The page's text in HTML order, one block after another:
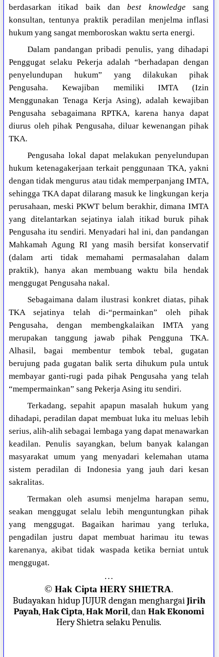
berdasarkan itikad baik danbest knowledgesang
konsultan, tentunya praktik peradilan menjelma inflasi
hukum yang sangat memboroskan waktu serta energi.
Dalam pandangan pribadi penulis, yang dihadapi
Penggugat selaku Pekerja adalah “berhadapan dengan
penyelundupan hukum” yang dilakukan pihak
Pengusaha. Kewajiban memiliki IMTA (Izin
Menggunakan Tenaga Kerja Asing), adalah kewajiban
Pengusaha sebagaimana RPTKA, karena hanya dapat
diurus oleh pihak Pengusaha, diluar kewenangan pihak
TKA.
Pengusaha lokal dapat melakukan penyelundupan
hukum ketenagakerjaan terkait penggunaan TKA, yakni
dengan tidak mengurus atau tidak memperpanjang IMTA,
sehingga TKA dapat dilarang masuk ke lingkungan kerja
perusahaan, meski PKWT belum berakhir, dimana IMTA
yang ditelantarkan sejatinya ialah itikad buruk pihak
Pengusaha itu sendiri. Menyadari hal ini, dan pandangan
Mahkamah Agung RI yang masih bersifat konservatif
(dalam arti tidak memahami permasalahan dalam
praktik), hanya akan membuang waktu bila hendak
menggugat Pengusaha nakal.
Sebagaimana dalam ilustrasi konkret diatas, pihak
TKA sejatinya telah di-“permainkan” oleh pihak
Pengusaha, dengan membengkalaikan IMTA yang
merupakan tanggung jawab pihak Pengguna TKA.
Alhasil, bagai membentur tembok tebal, gugatan
berujung pada gugatan balik serta dihukum pula untuk
membayar ganti-rugi pada pihak Pengusaha yang telah
“mempermainkan” sang Pekerja Asing itu sendiri.
Terkadang, sepahit apapun masalah hukum yang
dihadapi, peradilan dapat membuat luka itu meluas lebih
serius, alih-alih sebagai lembaga yang dapat menawarkan
keadilan. Penulis sayangkan, belum banyak kalangan
masyarakat umum yang menyadari kelemahan utama
sistem peradilan di Indonesia yang jauh dari kesan
sakralitas.
Termakan oleh asumsi menjelma harapan semu,
seakan menggugat selalu lebih menguntungkan pihak
yang menggugat. Bagaikan harimau yang terluka,
pengadilan justru dapat membuat harimau itu tewas
karenanya, akibat tidak waspada ketika berniat untuk
menggugat.
…
© Hak Cipta HERY SHIETRA.
Budayakan hidup JUJUR dengan menghargaiJirih
Payah,Hak Cipta,Hak Moril, danHak Ekonomi
Hery Shietra selaku Penulis.